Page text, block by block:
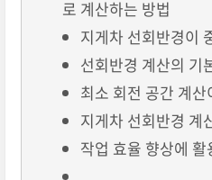
로 계산하는 방법
지게차 선회반경이
선회반경 계산의 기
최소 회전 공간 계
지게차 선회반경 계
작업 효율 향상에 활